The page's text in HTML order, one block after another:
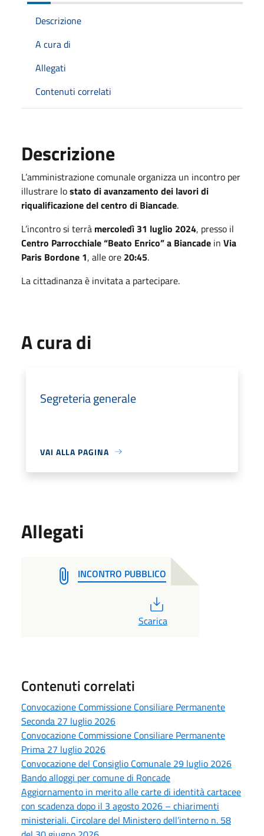
Descrizione
A cura di
Allegati
Contenuti correlati
Descrizione
L’amministrazione comunale organizza un incontro per
illustrare lostato di avanzamento dei lavori di
riqualificazione del centro di Biancade.
L’incontro si terrà mercoledì 31 luglio 2024, presso il
Centro Parrocchiale “Beato Enrico” a Biancade in Via
Paris Bordone 1, alle ore 20:45.
La cittadinanza è invitata a partecipare.
A cura di
Segreteria generale
VAI ALLA PAGINA
Allegati
INCONTRO PUBBLICO
Scarica
Contenuti correlati
Convocazione Commissione Consiliare Permanente
Seconda 27 luglio 2026
Convocazione Commissione Consiliare Permanente
Prima 27 luglio 2026
Convocazione del Consiglio Comunale 29 luglio 2026
Bando alloggi per comune di Roncade
Aggiornamento in merito alle carte di identità cartacee
con scadenza dopo il 3 agosto 2026 – chiarimenti
ministeriali. Circolare del Ministero dell’interno n. 58